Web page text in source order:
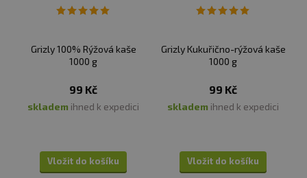
Grizly 100% Rýžová kaše
1000 g
99 Kč
skladem ihned k expedici
Vložit do košíku
Grizly Kukuřično-rýžová kaše
1000 g
99 Kč
skladem ihned k expedici
Vložit do košíku